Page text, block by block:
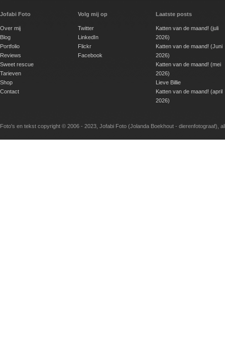
Jofabi Foto
Over mij
Blog
Portfolio
Reviews
Sweet rescue
Tarieven
Shop
Contact
Volg mij op
Twitter
LinkedIn
Flickr
Facebook
Laatste posts
Katten van de maand! (juli
2026)
Katten van de maand! (Juni
2026)
Katten van de maand! (mei
2026)
Lieve Billie
Katten van de maand! (april
2026)
Foto's en tekst copyright © 2006 - 2023, Jofabi Foto (Jolanda Boekhout - dierenfotograaf),